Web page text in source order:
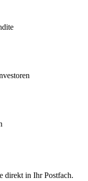
direkt in Ihr Postfach.